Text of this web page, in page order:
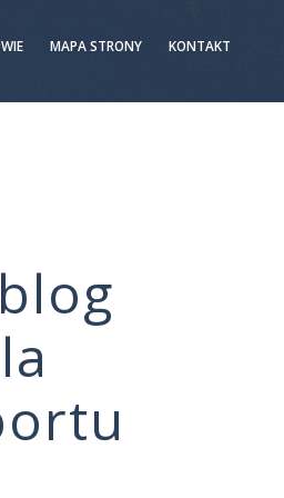
MAPA STRONY KONTAKT